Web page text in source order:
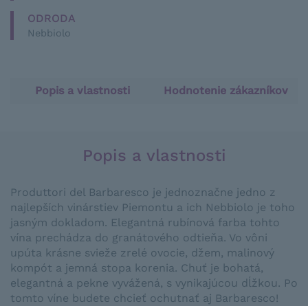
ODRODA
Nebbiolo
Popis a vlastnosti Hodnotenie zákazníkov
Popis a vlastnosti
Produttori del Barbaresco je jednoznačne jedno z
najlepších vinárstiev Piemontu a ich Nebbiolo je toho
jasným dokladom. Elegantná rubínová farba tohto
vína prechádza do granátového odtieňa. Vo vôni
upúta krásne svieže zrelé ovocie, džem, malinový
kompót a jemná stopa korenia. Chuť je bohatá,
elegantná a pekne vyvážená, s vynikajúcou dĺžkou. Po
tomto víne budete chcieť ochutnať aj Barbaresco!